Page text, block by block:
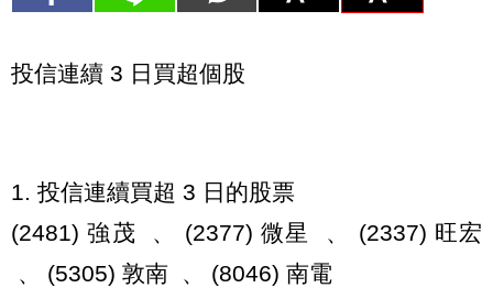
投信連續 3 日買超個股
1. 投信連續買超 3 日的股票
(2481) 強茂 、 (2377) 微星 、 (2337) 旺宏
、 (5305) 敦南 、 (8046) 南電